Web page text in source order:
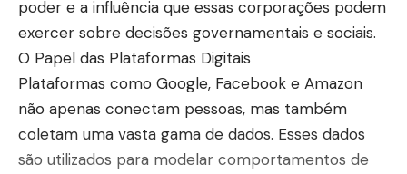
poder e a influência que essas corporações podem
exercer sobre decisões governamentais e sociais.
O Papel das Plataformas Digitais
Plataformas como Google, Facebook e Amazon
não apenas conectam pessoas, mas também
coletam uma vasta gama de dados. Esses dados
são utilizados para modelar comportamentos de